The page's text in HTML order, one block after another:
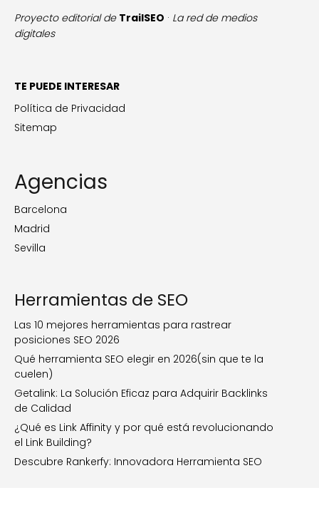
Proyecto editorial de TrailSEO · La red de medios
digitales
TE PUEDE INTERESAR
Política de Privacidad
Sitemap
Agencias
Barcelona
Madrid
Sevilla
Herramientas de SEO
Las 10 mejores herramientas para rastrear
posiciones SEO 2026
Qué herramienta SEO elegir en 2026(sin que te la
cuelen)
Getalink: La Solución Eficaz para Adquirir Backlinks
de Calidad
¿Qué es Link Affinity y por qué está revolucionando
el Link Building?
Descubre Rankerfy: Innovadora Herramienta SEO